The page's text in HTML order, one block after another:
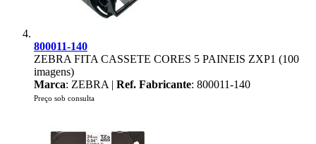
800011-140
ZEBRA FITA CASSETE CORES 5 PAINEIS ZXP1 (100
imagens)
Marca: ZEBRA | Ref. Fabricante: 800011-140
Preço sob consulta